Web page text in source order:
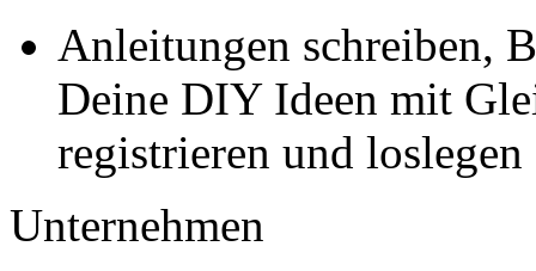
Anleitungen schreiben,
Deine DIY Ideen mit
registrieren und loslegen
Unternehmen